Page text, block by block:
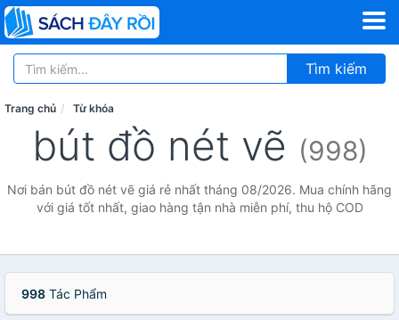
Tìm kiếm
Trang chủ Từ khóa
bút đồ nét vẽ (998)
Nơi bán bút đồ nét vẽ giá rẻ nhất tháng 08/2026. Mua chính hãng
với giá tốt nhất, giao hàng tận nhà miễn phí, thu hộ COD
998 Tác Phẩm